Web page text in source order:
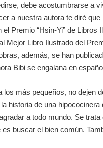
debe acostumbrarse
a nuestra autora te diré
Premio “Hsin-Yi” de
Mejor Libro Ilustrado del
además, se han
Bibi se engalana en
los más pequeños, no dejen
historia de una
a todo mundo. Se
buscar el bien común.